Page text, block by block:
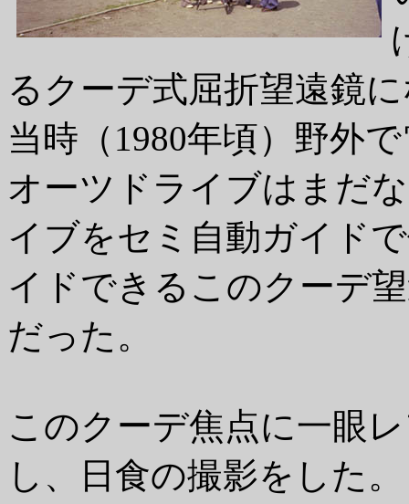
るクーデ式屈折望遠鏡
当時（1980年頃）野外
オーツドライブはまだ
イブをセミ自動ガイド
イドできるこのクーデ
だった。
このクーデ焦点に一眼
し、日食の撮影をした。